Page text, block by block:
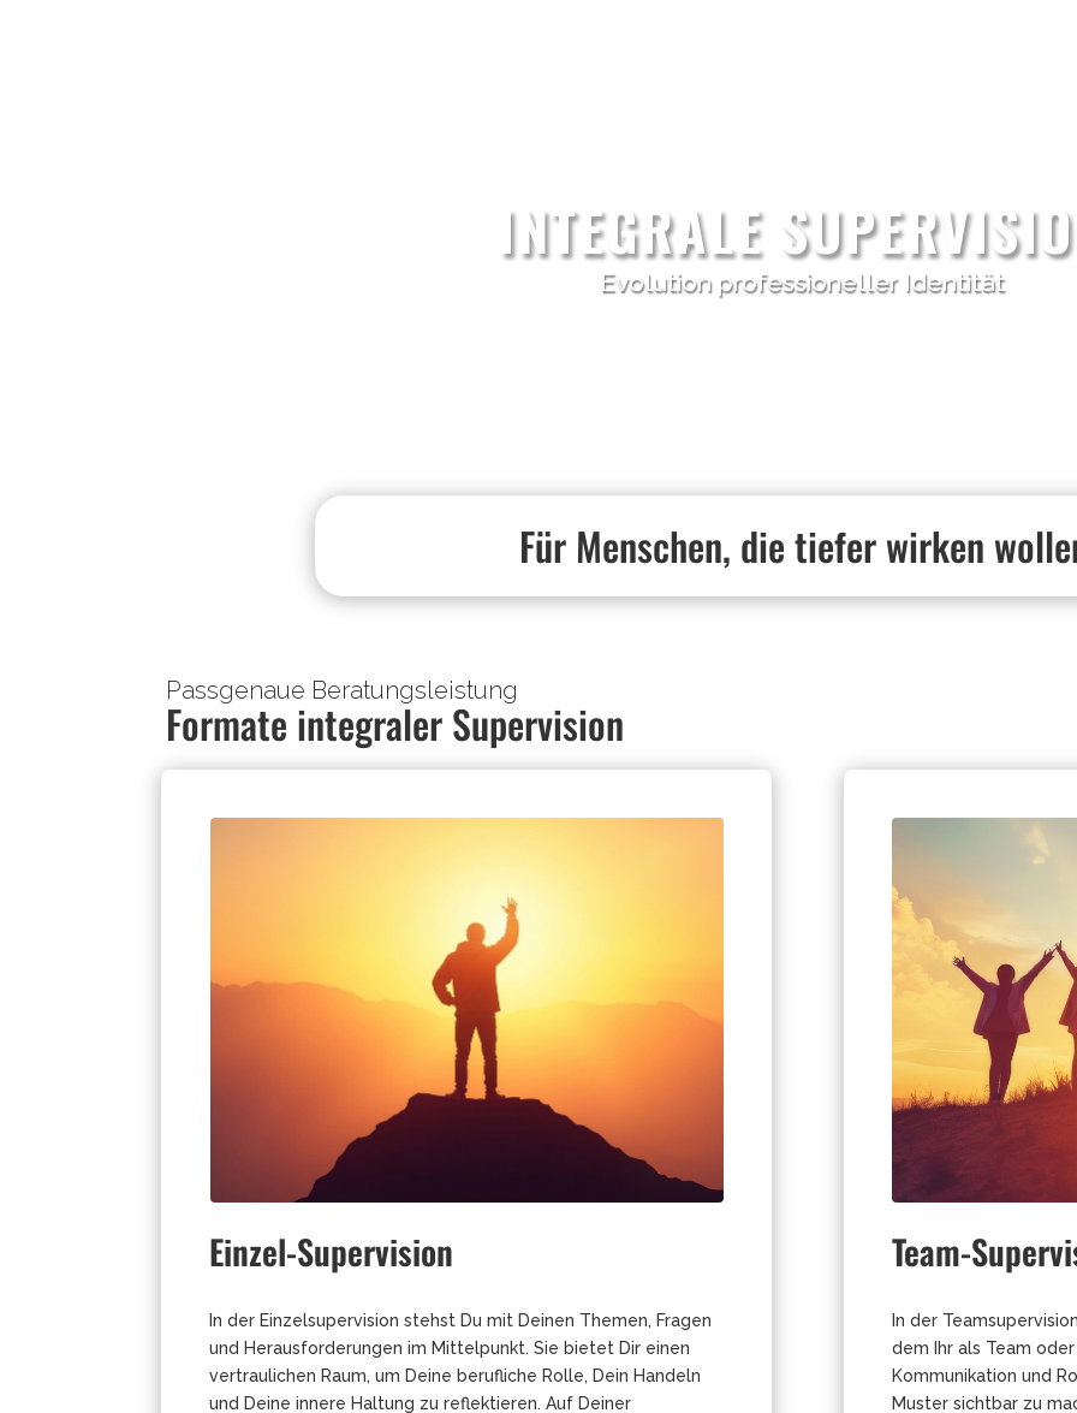
INTEGRALE
Evolution professioneller Identität
Für Menschen, die tiefer wirken
Passgenaue Beratungsleistung
Formate integraler Supervision
Einzel-Supervision
In der Einzelsupervision stehst Du mit Deinen Themen, Fragen
und Herausforderungen im Mittelpunkt. Sie bietet Dir einen
vertraulichen Raum, um Deine berufliche Rolle, Dein Handeln
und Deine innere Haltung zu reflektieren. Auf Deiner
Team-
In der
dem Ihr als Team
Kommunikation und
Muster sichtbar zu